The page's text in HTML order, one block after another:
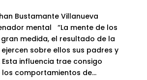
Bustamante Villanueva
mental “La mente de los
gran medida, el resultado de la
sobre ellos sus padres y
influencia trae consigo
comportamientos de...